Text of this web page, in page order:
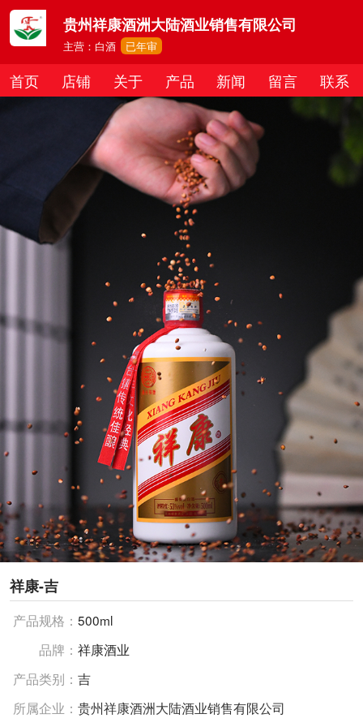
贵州祥康酒洲大陆酒业销售有限公司
主营：白酒 已年审
首页 店铺 关于 产品 新闻 留言 联系
祥康-吉
产品规格： 500ml
品牌： 祥康酒业
产品类别： 吉
所属企业： 贵州祥康酒洲大陆酒业销售有限公司